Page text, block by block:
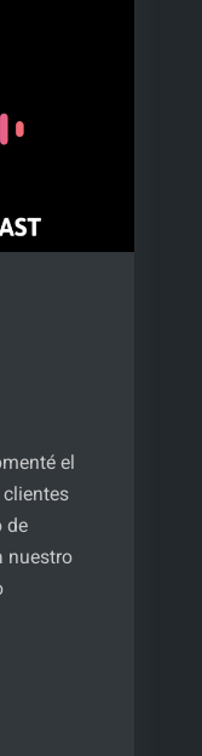
el
de
nuestro